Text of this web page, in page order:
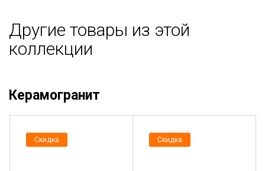
Другие товары из этой
коллекции
Керамогранит
Скидка Скидка